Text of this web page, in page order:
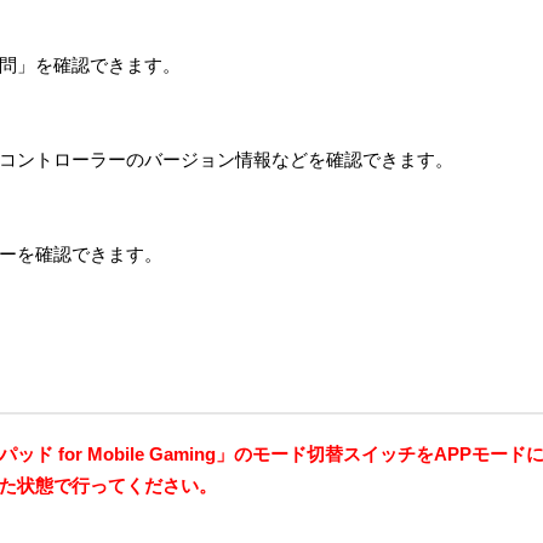
を確認できます。
トローラーのバージョン情報などを確認できます。
確認できます。
ッド for Mobile Gaming」のモード切替スイッチをAPPモードに
態で行ってください。